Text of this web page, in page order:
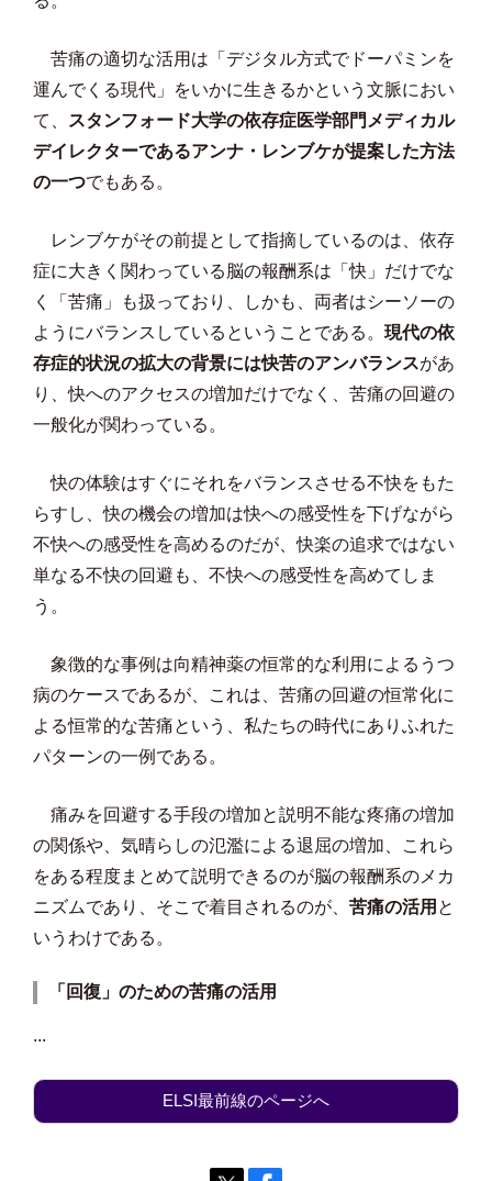
苦痛の適切な活用は「デジタル方式でドーパミンを
運んでくる現代」をいかに生きるかという文脈におい
て、
スタンフォード大学の依存症医学部門メディカル
デイレクターであるアンナ・レンブケが提案した方法
の一つでもある。
レンブケがその前提として指摘しているのは、依存
症に大きく関わっている脳の報酬系は「快」だけでな
く「苦痛」も扱っており、しかも、両者はシーソーの
ようにバランスしているということである。 現代の依
存症的状況の拡大の背景には快苦のアンバランスがあ
り、快へのアクセスの増加だけでなく、苦痛の回避の
一般化が関わっている。
快の体験はすぐにそれをバランスさせる不快をもた
らすし、快の機会の増加は快への感受性を下げながら
不快への感受性を高めるのだが、快楽の追求ではない
単なる不快の回避も、不快への感受性を高めてしま
う。
象徴的な事例は向精神薬の恒常的な利用によるうつ
病のケースであるが、これは、苦痛の回避の恒常化に
よる恒常的な苦痛という、私たちの時代にありふれた
パターンの一例である。
痛みを回避する手段の増加と説明不能な疼痛の増加
の関係や、気晴らしの氾濫による退屈の増加、これら
をある程度まとめて説明できるのが脳の報酬系のメカ
ニズムであり、そこで着目されるのが、 苦痛の活用 と
いうわけである。
「回復」のための苦痛の活用
...
ELSI最前線のページへ